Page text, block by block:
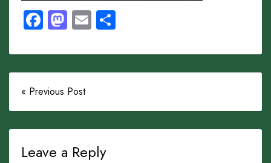
Facebook
Mastodon
Email
« Previous Post
Leave a Reply